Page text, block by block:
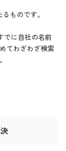
ものです。
でに自社の名前
てわざわざ検索